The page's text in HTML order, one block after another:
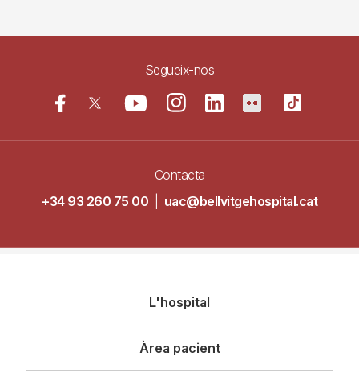
Segueix-nos
Contacta
+34 93 260 75 00
uac@bellvitgehospital.cat
principal
L'hospital
Àrea pacient